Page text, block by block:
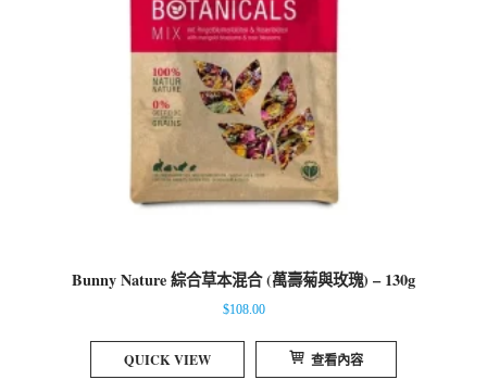
Bunny Nature 綜合草本混合 (萬壽菊與玫瑰) – 130g
$108.00
QUICK VIEW 查看內容